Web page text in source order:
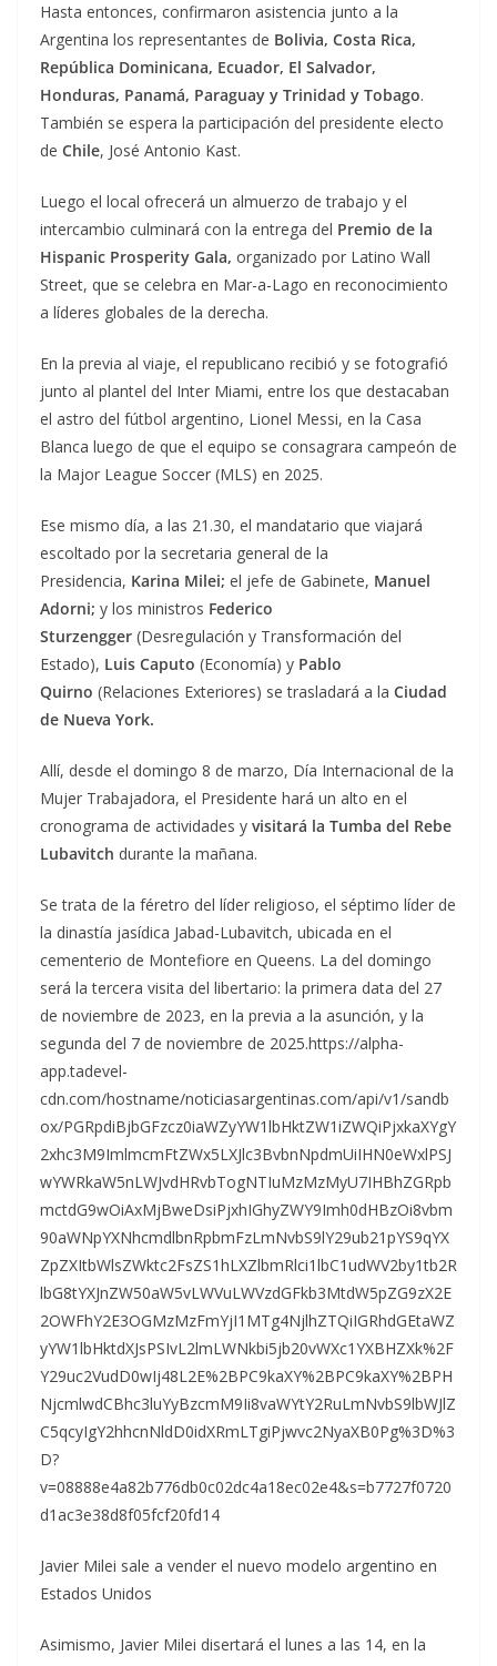
Hasta entonces, confirmaron asistencia junto a la
Argentina los representantes de Bolivia, Costa Rica,
República Dominicana, Ecuador, El Salvador,
Honduras, Panamá, Paraguay y Trinidad y Tobago.
También se espera la participación del presidente electo
de Chile, José Antonio Kast.
Luego el local ofrecerá un almuerzo de trabajo y el
intercambio culminará con la entrega del Premio de la
Hispanic Prosperity Gala, organizado por Latino Wall
Street, que se celebra en Mar-a-Lago en reconocimiento
a líderes globales de la derecha.
En la previa al viaje, el republicano recibió y se fotografió
junto al plantel del Inter Miami, entre los que destacaban
el astro del fútbol argentino, Lionel Messi, en la Casa
Blanca luego de que el equipo se consagrara campeón de
la Major League Soccer (MLS) en 2025.
Ese mismo día, a las 21.30, el mandatario que viajará
escoltado por la secretaria general de la
Presidencia, Karina Milei; el jefe de Gabinete, Manuel
Adorni; y los ministros Federico
Sturzengger (Desregulación y Transformación del
Estado), Luis Caputo (Economía) y Pablo
Quirno (Relaciones Exteriores) se trasladará a la Ciudad
de Nueva York.
Allí, desde el domingo 8 de marzo, Día Internacional de la
Mujer Trabajadora, el Presidente hará un alto en el
cronograma de actividades y visitará la Tumba del Rebe
Lubavitch durante la mañana.
Se trata de la féretro del líder religioso, el séptimo líder de
la dinastía jasídica Jabad-Lubavitch, ubicada en el
cementerio de Montefiore en Queens. La del domingo
será la tercera visita del libertario: la primera data del 27
de noviembre de 2023, en la previa a la asunción, y la
segunda del 7 de noviembre de 2025.https://alpha-
app.tadevel-
cdn.com/hostname/noticiasargentinas.com/api/v1/sandb
ox/PGRpdiBjbGFzcz0iaWZyYW1lbHktZW1iZWQiPjxkaXYgY
2xhc3M9ImlmcmFtZWx5LXJlc3BvbnNpdmUiIHN0eWxlPSJ
wYWRkaW5nLWJvdHRvbTogNTIuMzMzMyU7IHBhZGRpb
mctdG9wOiAxMjBweDsiPjxhIGhyZWY9Imh0dHBzOi8vbm
90aWNpYXNhcmdlbnRpbmFzLmNvbS9lY29ub21pYS9qYX
ZpZXItbWlsZWktc2FsZS1hLXZlbmRlci1lbC1udWV2by1tb2R
lbG8tYXJnZW50aW5vLWVuLWVzdGFkb3MtdW5pZG9zX2E
2OWFhY2E3OGMzMzFmYjI1MTg4NjlhZTQiIGRhdGEtaWZ
yYW1lbHktdXJsPSIvL2lmLWNkbi5jb20vWXc1YXBHZXk%2F
Y29uc2VudD0wIj48L2E%2BPC9kaXY%2BPC9kaXY%2BPH
NjcmlwdCBhc3luYyBzcmM9Ii8vaWYtY2RuLmNvbS9lbWJlZ
C5qcyIgY2hhcnNldD0idXRmLTgiPjwvc2NyaXB0Pg%3D%3
D?
v=08888e4a82b776db0c02dc4a18ec02e4&s=b7727f0720
d1ac3e38d8f05fcf20fd14
Javier Milei sale a vender el nuevo modelo argentino en
Estados Unidos
Asimismo, Javier Milei disertará el lunes a las 14, en la